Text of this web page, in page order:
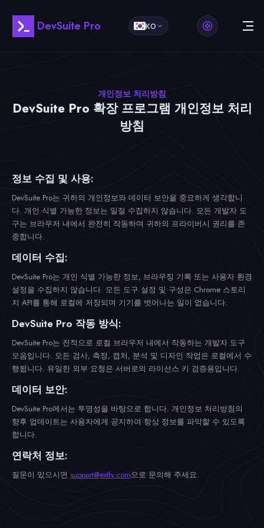
DevSuite Pro KO
개인정보 처리방침
DevSuite Pro 확장 프로그램 개인정보 처리
방침
정보 수집 및 사용:
DevSuite Pro는 귀하의 개인정보와 데이터 보안을 중요하게 생각합니
다. 개인 식별 가능한 정보는 일절 수집하지 않습니다. 모든 개발자 도
구는 브라우저 내에서 완전히 작동하며 귀하의 프라이버시 권리를 존
중합니다.
데이터 수집:
DevSuite Pro는 개인 식별 가능한 정보, 브라우징 기록 또는 사용자 환경
설정을 수집하지 않습니다. 모든 도구 설정 및 구성은 Chrome 스토리
지 API를 통해 로컬에 저장되며 기기를 벗어나는 일이 없습니다.
DevSuite Pro 작동 방식:
DevSuite Pro는 전적으로 로컬 브라우저 내에서 작동하는 개발자 도구
모음입니다. 모든 검사, 측정, 캡처, 분석 및 디자인 작업은 로컬에서 수
행됩니다. 유일한 외부 요청은 서버로의 라이선스 키 검증용입니다.
데이터 보안:
DevSuite Pro에서는 투명성을 바탕으로 합니다. 개인정보 처리방침의
향후 업데이트는 사용자에게 공지하여 항상 정보를 파악할 수 있도록
합니다.
연락처 정보:
질문이 있으시면 support@extfy.com으로 문의해 주세요.